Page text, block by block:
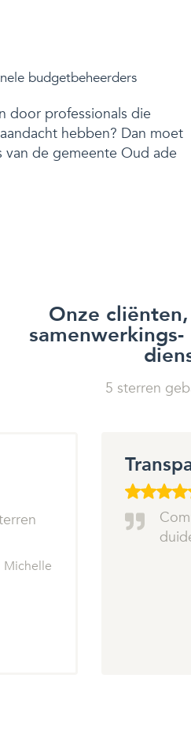
budgetbeheerders
door professionals die
hebben? Dan moet
van de gemeente Oud ade
Onze
5 sterren
Michelle